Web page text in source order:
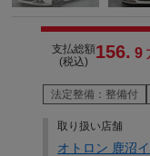
支払総額
(税込)
156. 9
法定整備：整備付
取り扱い店舗
オトロン 鹿沼